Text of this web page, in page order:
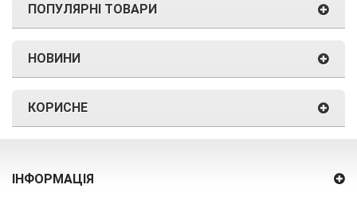
ПОПУЛЯРНІ ТОВАРИ
НОВИНИ
КОРИСНЕ
ІНФОРМАЦІЯ